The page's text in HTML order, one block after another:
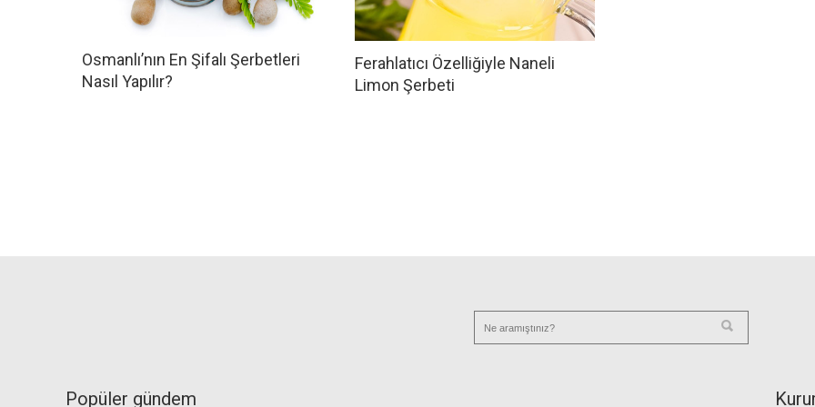
Osmanlı’nın En Şifalı Şerbetleri
Nasıl Yapılır?
Ferahlatıcı Özelliğiyle Naneli
Limon Şerbeti
Popüler gündem